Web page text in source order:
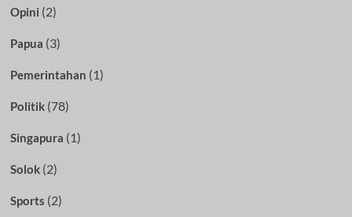
Opini (2)
Papua (3)
Pemerintahan (1)
Politik(78)
Singapura (1)
Solok(2)
Sports (2)